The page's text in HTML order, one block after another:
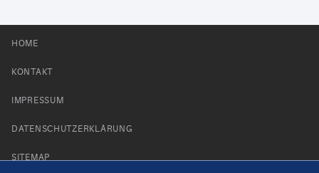
HOME
KONTAKT
IMPRESSUM
DATENSCHUTZERKLÄRUNG
SITEMAP